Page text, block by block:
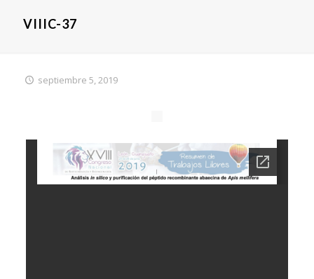
VIIIC-37
septiembre 5, 2019